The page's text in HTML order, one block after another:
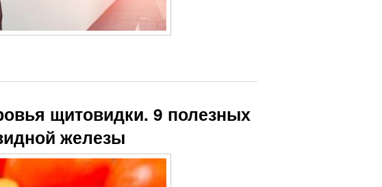
щитовидки. 9 полезных
железы